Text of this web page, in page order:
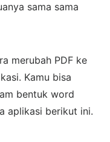
sama sama
merubah PDF ke
Kamu bisa
bentuk word
aplikasi berikut ini.